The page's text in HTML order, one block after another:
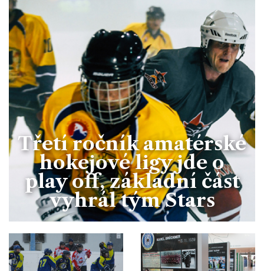
Třetí ročník amatérské
hokejové ligy jde o
play off, základní část
vyhrál tým Stars